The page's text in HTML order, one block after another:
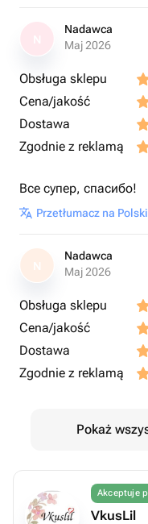
Nadawca
Maj 2026
Obsługa sklepu
Cena/jakość
Dostawa
Zgodnie z reklamą
Все супер, спасибо!
Przetłumacz na Polski
N
Nadawca
Maj 2026
Obsługa sklepu
Cena/jakość
Dostawa
Zgodnie z reklamą
Pokaż
Akceptuje
VkusLil